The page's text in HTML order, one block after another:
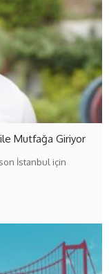
Mutfağa Giriyor
İstanbul için